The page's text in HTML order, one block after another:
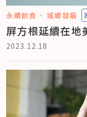
永續飲食 城鄉發展
屏方根延續在地
2023.12.18